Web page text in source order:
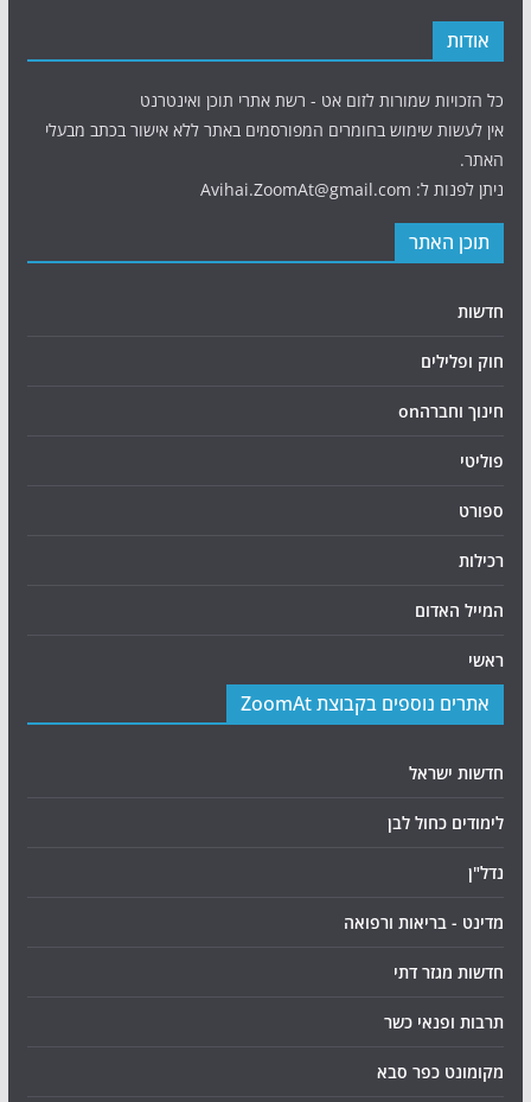
אודות
כל הזכויות שמורות לזום אט - רשת אתרי תוכן ואינטרנט
אין לעשות שימוש בחומרים המפורסמים באתר ללא אישור בכתב מבעלי
האתר.
ניתן לפנות ל: Avihai.ZoomAt@gmail.com
תוכן האתר
חדשות
חוק ופלילים
חינוך וחברהon
פוליטי
ספורט
רכילות
המייל האדום
ראשי
אתרים נוספים בקבוצת ZoomAt
חדשות ישראל
לימודים כחול לבן
נדל"ן
מדינט - בריאות ורפואה
חדשות מגזר דתי
תרבות ופנאי כשר
מקומונט כפר סבא